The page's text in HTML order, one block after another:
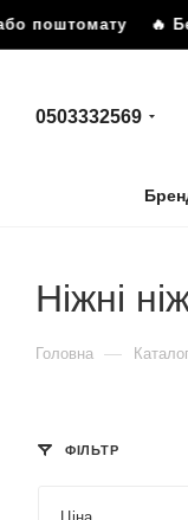
поштомату🔥
0503332569
Ніжні
Головна — Каталог
ФІЛЬТР